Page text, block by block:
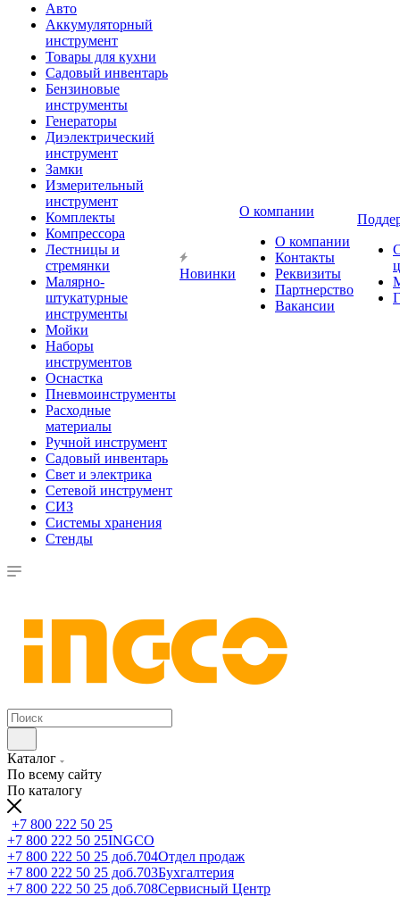
Авто
Аккумуляторный
инструмент
Товары для кухни
Садовый инвентарь
Бензиновые
инструменты
Генераторы
Диэлектрический
инструмент
Замки
Измерительный
инструмент
Комплекты
Компрессора
Лестницы и
стремянки
Малярно-
штукатурные
инструменты
Мойки
Наборы
инструментов
Оснастка
Пневмоинструменты
Расходные
материалы
Ручной инструмент
Садовый инвентарь
Свет и электрика
Сетевой инструмент
СИЗ
Системы хранения
Стенды
Новинки
О компании
О компании
Контакты
Реквизиты
Партнерство
Вакансии
Каталог
По всему сайту
По каталогу
+7 800 222 50 25
+7 800 222 50 25INGCO
+7 800 222 50 25 доб.704Отдел продаж
+7 800 222 50 25 доб.703Бухгалтерия
+7 800 222 50 25 доб.708Сервисный Центр